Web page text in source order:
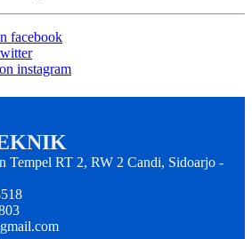
facebook
instagram
Tempel RT 2, RW 2 Candi, Sidoarjo -